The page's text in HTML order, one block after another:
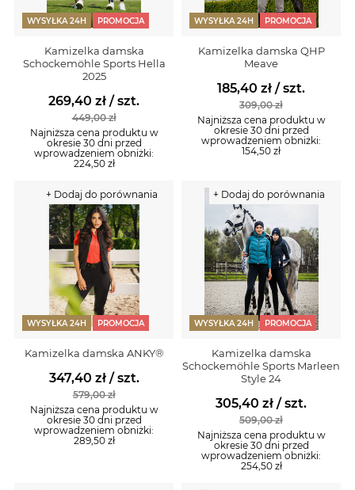
WYSYŁKA 24H PROMOCJA
Kamizelka damska
Schockemöhle Sports Hella
2025
449,00 zł
269,40 zł / szt.
Najniższa cena produktu w
okresie 30 dni przed
wprowadzeniem obniżki:
224,50 zł
WYSYŁKA 24H PROMOCJA
Kamizelka damska QHP
Meave
309,00 zł
185,40 zł / szt.
Najniższa cena produktu w
okresie 30 dni przed
wprowadzeniem obniżki:
154,50 zł
WYSYŁKA 24H PROMOCJA
Kamizelka damska ANKY®
579,00 zł
347,40 zł/ szt.
Najniższa cena produktu w
okresie 30 dni przed
wprowadzeniem obniżki:
289,50 zł
+ Dodaj do porównania
WYSYŁKA 24H PROMOCJA
Kamizelka damska
Schockemöhle Sports Marleen
Style 24
509,00 zł
305,40 zł / szt.
Najniższa cena produktu w
okresie 30 dni przed
wprowadzeniem obniżki:
254,50 zł
+ Dodaj do porównania